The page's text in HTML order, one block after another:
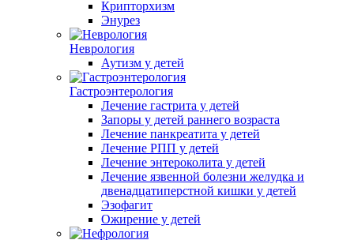
Крипторхизм
Энурез
Неврология
Аутизм у детей
Гастроэнтерология
Лечение гастрита у детей
Запоры у детей раннего возраста
Лечение панкреатита у детей
Лечение РПП у детей
Лечение энтероколита у детей
Лечение язвенной болезни желудка и
двенадцатиперстной кишки у детей
Эзофагит
Ожирение у детей